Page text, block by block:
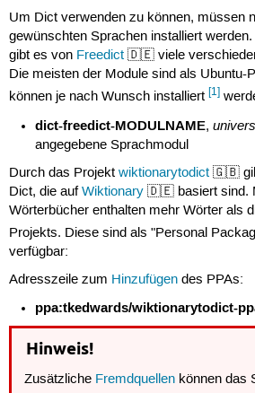
Um Dict verwenden zu können, müssen
gewünschten Sprachen installiert
gibt es von Freedict🇩🇪 viele
Die meisten der Module sind als Ubuntu-
können je nach Wunsch installiert [1]
dict-freedict-MODULNAME,
angegebene Sprachmodul
Durch das Projekt wiktionarytodict🇬🇧
Dict, die aufWiktionary🇩🇪 basiert sind.
Wörterbücher enthalten mehr Wörter als
Projekts. Diese sind als "Personal
verfügbar:
Adresszeile zum Hinzufügendes PPAs:
ppa:tkedwards/wiktionarytodict-
Hinweis!
Zusätzliche Fremdquellen können das